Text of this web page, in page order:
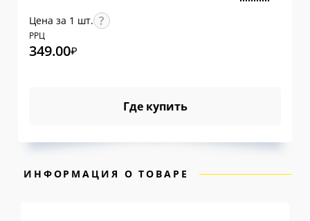
Цена за 1 шт.
РРЦ
349.00₽
Где купить
ИНФОРМАЦИЯ О ТОВАРЕ